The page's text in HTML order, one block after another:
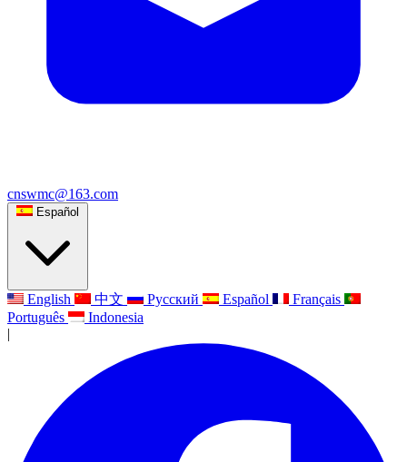
cnswmc@163.com
Español
English 中文 Русский Español
Français
Português
Indonesia
|